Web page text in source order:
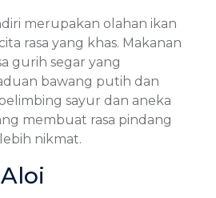
merupakan olahan ikan
rasa yang khas. Makanan
gurih segar yang
bawang putih dan
sayur dan aneka
membuat rasa pindang
nikmat.